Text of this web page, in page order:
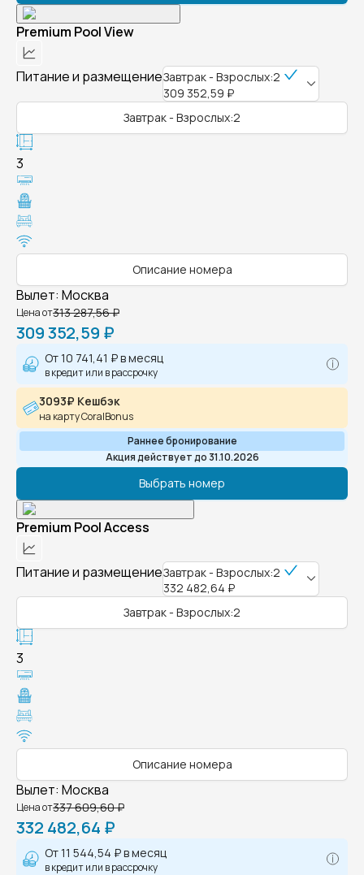
Premium Pool View
Питание и размещениеЗавтрак - Взрослых:2
309 352,59 ₽
Завтрак - Взрослых:2
3
Описание номера
Вылет: Москва
Цена от313 287,56 ₽
309 352,59 ₽
От10 741,41 ₽в месяц
в кредит или в рассрочку
3093₽ Кешбэк
на карту CoralBonus
Раннее бронирование
Акция действует до 31.10.2026
Выбрать номер
Premium Pool Access
Питание и размещениеЗавтрак - Взрослых:2
332 482,64 ₽
Завтрак - Взрослых:2
3
Описание номера
Вылет: Москва
Цена от337 609,60 ₽
332 482,64 ₽
От11 544,54 ₽в месяц
в кредит или в рассрочку